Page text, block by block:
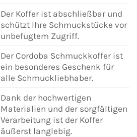
Der Koffer ist abschließbar und
schützt Ihre Schmuckstücke vor
unbefugtem Zugriff.
Der Cordoba Schmuckkoffer ist
ein besonderes Geschenk für
alle Schmuckliebhaber.
Dank der hochwertigen
Materialien und der sorgfältigen
Verarbeitung ist der Koffer
äußerst langlebig.